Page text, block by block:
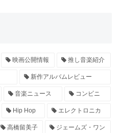
映画公開情報 推し音楽紹介
新作アルバムレビュー
音楽ニュース コンビニ
Hip Hop エレクトロニカ
高橋留美子 ジェームズ・ワン